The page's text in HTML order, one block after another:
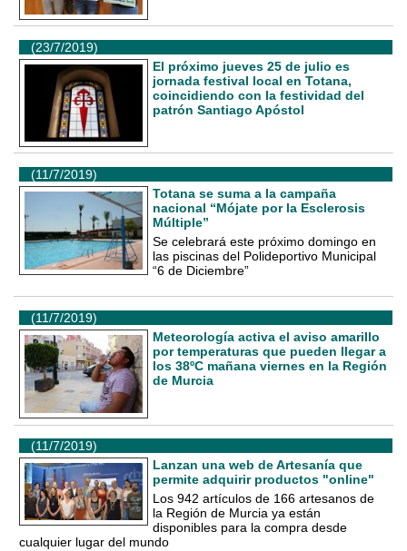
(23/7/2019)
El próximo jueves 25 de julio es
jornada festival local en Totana,
coincidiendo con la festividad del
patrón Santiago Apóstol
(11/7/2019)
Totana se suma a la campaña
nacional “Mójate por la Esclerosis
Múltiple”
Se celebrará este próximo domingo en
las piscinas del Polideportivo Municipal
“6 de Diciembre”
(11/7/2019)
Meteorología activa el aviso amarillo
por temperaturas que pueden llegar a
los 38ºC mañana viernes en la Región
de Murcia
(11/7/2019)
Lanzan una web de Artesanía que
permite adquirir productos "online"
Los 942 artículos de 166 artesanos de
la Región de Murcia ya están
disponibles para la compra desde
cualquier lugar del mundo